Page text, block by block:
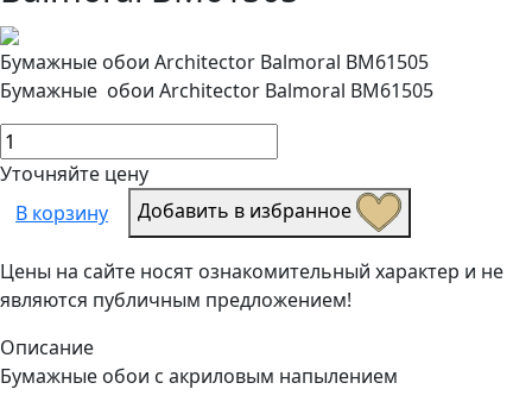
Бумажные обои Architector Balmoral BM61505
Бумажные обои Architector Balmoral BM61505
Уточняйте цену
В корзину
Добавить в избранное
Цены на сайте носят ознакомительный характер и не
являются публичным предложением!
Описание
Бумажные обои с акриловым напылением